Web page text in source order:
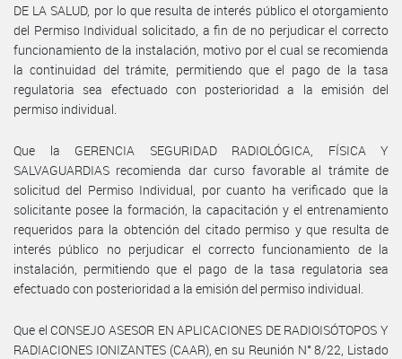
DE LA SALUD, por lo que resulta de interés público el otorgamiento
del Permiso Individual solicitado, a fin de no perjudicar el correcto
funcionamiento de la instalación, motivo por el cual se recomienda
la continuidad del trámite, permitiendo que el pago de la tasa
regulatoria sea efectuado con posterioridad a la emisión del
permiso individual.
Que la GERENCIA SEGURIDAD RADIOLÓGICA, FÍSICA Y
SALVAGUARDIAS recomienda dar curso favorable al trámite de
solicitud del Permiso Individual, por cuanto ha verificado que la
solicitante posee la formación, la capacitación y el entrenamiento
requeridos para la obtención del citado permiso y que resulta de
interés público no perjudicar el correcto funcionamiento de la
instalación, permitiendo que el pago de la tasa regulatoria sea
efectuado con posterioridad a la emisión del permiso individual.
Que el CONSEJO ASESOR EN APLICACIONES DE RADIOISÓTOPOS Y
RADIACIONES IONIZANTES (CAAR), en su Reunión N° 8/22, Listado